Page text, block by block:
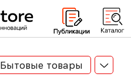
Бытовые товары